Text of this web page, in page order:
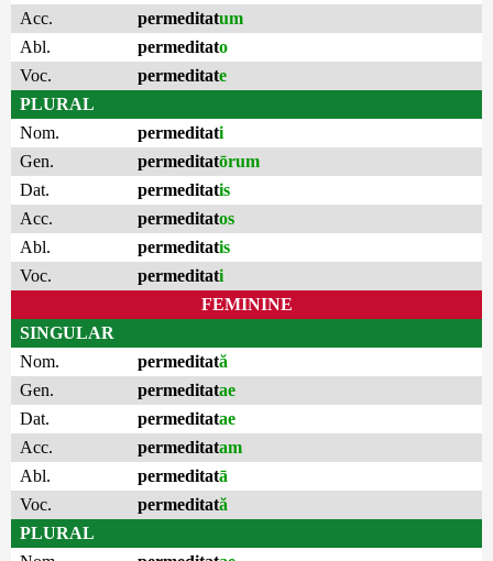
Acc.
permeditatum
Abl.
permeditato
Voc.
permeditate
PLURAL
Nom.
permeditati
Gen.
permeditatōrum
Dat.
permeditatis
Acc.
permeditatos
Abl.
permeditatis
Voc.
permeditati
FEMININE
SINGULAR
Nom.
permeditată
Gen.
permeditatae
Dat.
permeditatae
Acc.
permeditatam
Abl.
permeditatā
Voc.
permeditată
PLURAL